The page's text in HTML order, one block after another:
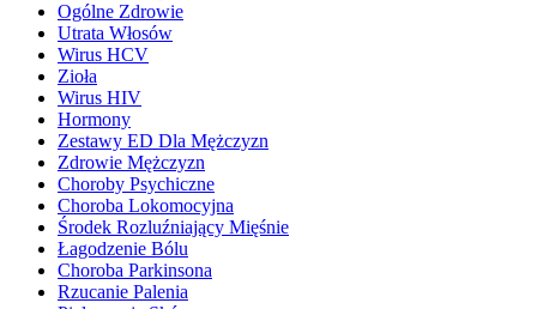
Ogólne Zdrowie
Utrata Włosów
Wirus HCV
Zioła
Wirus HIV
Hormony
Zestawy ED Dla Mężczyzn
Zdrowie Mężczyzn
Choroby Psychiczne
Choroba Lokomocyjna
Środek Rozluźniający Mięśnie
Łagodzenie Bólu
Choroba Parkinsona
Rzucanie Palenia